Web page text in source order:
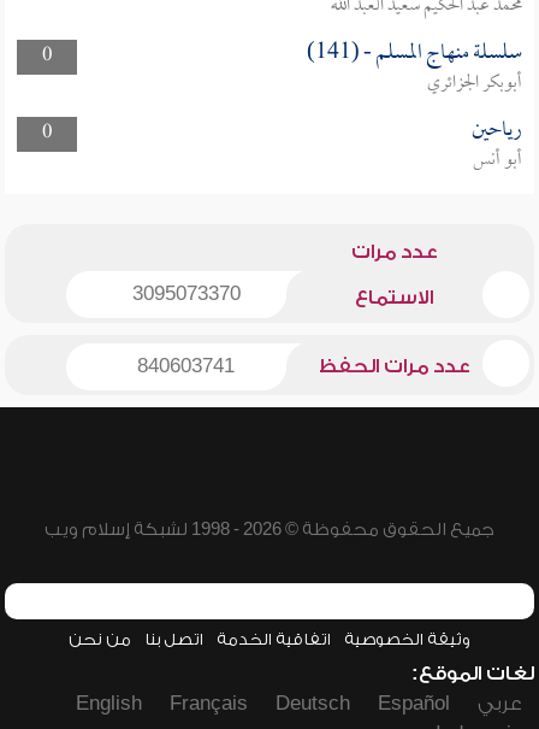
0
سلسلة منهاج المسلم - (141)
أبوبكر الجزائري
0
رياحين
أبو أنس
عدد مرات
الاستماع 3095073370
عدد مرات الحفظ 840603741
جميع الحقوق محفوظة © 2026 - 1998 لشبكة إسلام ويب
وثيقة الخصوصية اتفاقية الخدمة اتصل بنا من نحن
لغات الموقع:
عربي
Español
Deutsch
Français
English